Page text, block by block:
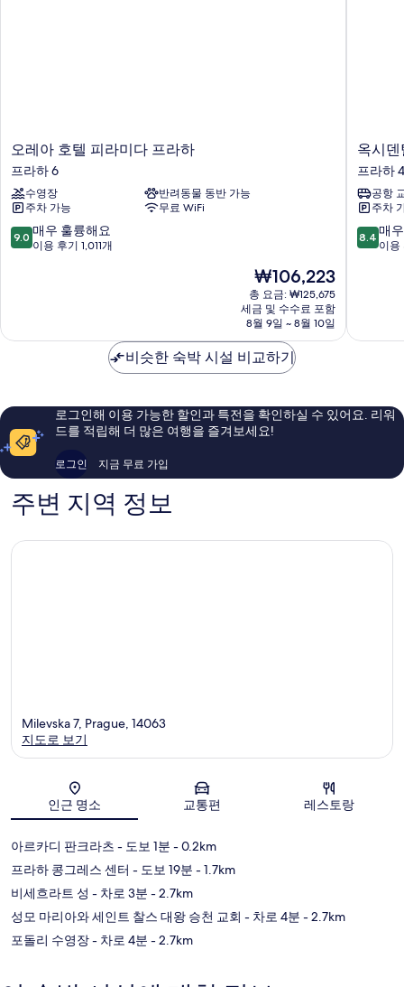
오
레
아
호
텔
피
라
프
오레아 호텔 피라미다 프라하
프라하 6
수영장
반려동물 동반 가능
주차 가능
무료 WiFi
10
점
매
해
이
용
1,011
9.0 매우 훌륭해요
이용 후기 1,011개
현
재
요
금
₩106,223
₩106,223
총 요금: ₩125,675
세금 및 수수료 포함
8월 9일 ~ 8월 10일
옥
시
덴
탈
프
라
하
옥시
프라하 4
공항
주차
10
점
매
요,
이
8.4 매
이용
비슷한 숙박 시설 비교하기
로그인해 이용 가능한 할인과 특전을 확인하실 수 있어요. 리워
드를 적립해 더 많은 여행을 즐겨보세요!
로그인 지금 무료 가입
주변 지역 정보
지도
Milevska 7, Prague, 14063
지도로 보기
인근 명소 교통편 레스토랑
아르카디 판크라츠 - 도보 1분 - 0.2km
프라하 콩그레스 센터 - 도보 19분 - 1.7km
비세흐라트 성 - 차로 3분 - 2.7km
성모 마리아와 세인트 찰스 대왕 승천 교회 - 차로 4분 - 2.7km
포돌리 수영장- 차로 4분 - 2.7km